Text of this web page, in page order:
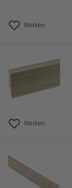
Merken
Merken